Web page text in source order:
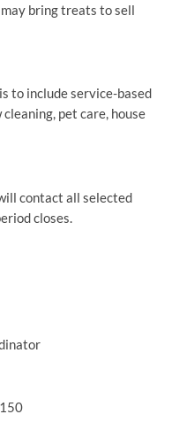
bring treats to sell
to include service-based
pet care, house
contact all selected
closes.